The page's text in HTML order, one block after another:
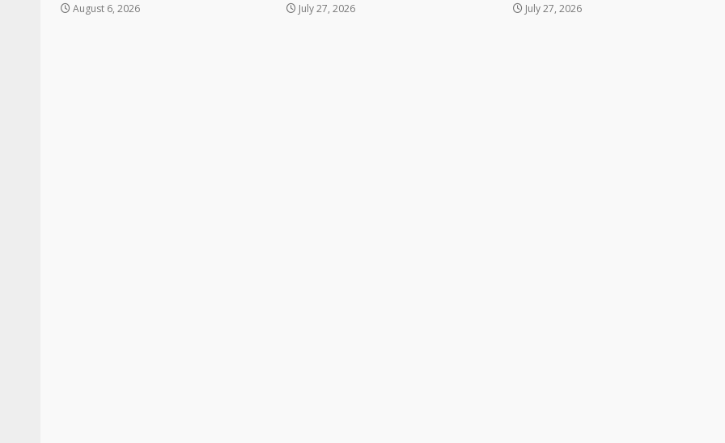
August 6, 2026 July 27, 2026 July 27, 2026